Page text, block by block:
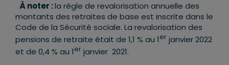
À noter :la règle de revalorisation annuelle des
montants des retraites de base est inscrite dans le
Code de la Sécurité sociale. La revalorisation des
pensions de retraite était de 1,1 % au 1er janvier 2022
et de 0,4 % au 1er janvier 2021.